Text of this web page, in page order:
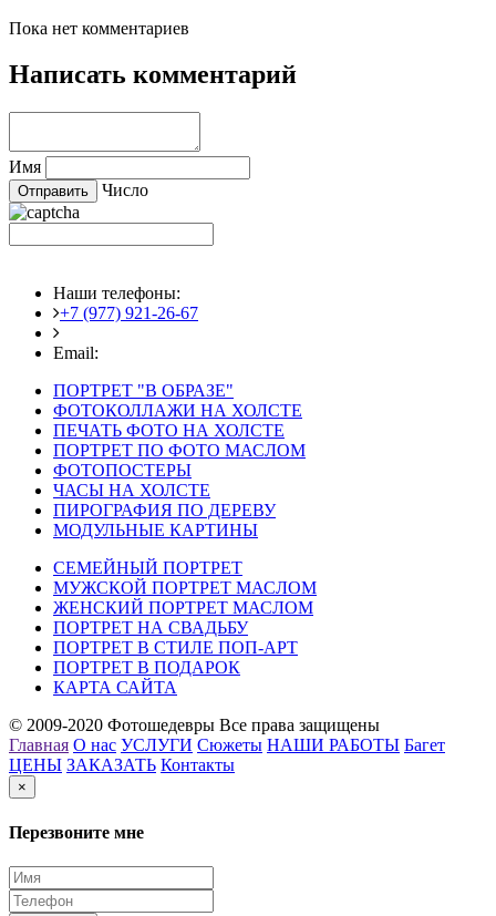
Пока нет комментариев
Написать комментарий
Имя
Число
Наши телефоны:
+7 (977) 921-26-67
Email:
ПОРТРЕТ "В ОБРАЗЕ"
ФОТОКОЛЛАЖИ НА ХОЛСТЕ
ПЕЧАТЬ ФОТО НА ХОЛСТЕ
ПОРТРЕТ ПО ФОТО МАСЛОМ
ФОТОПОСТЕРЫ
ЧАСЫ НА ХОЛСТЕ
ПИРОГРАФИЯ ПО ДЕРЕВУ
МОДУЛЬНЫЕ КАРТИНЫ
СЕМЕЙНЫЙ ПОРТРЕТ
МУЖСКОЙ ПОРТРЕТ МАСЛОМ
ЖЕНСКИЙ ПОРТРЕТ МАСЛОМ
ПОРТРЕТ НА СВАДЬБУ
ПОРТРЕТ В СТИЛЕ ПОП-АРТ
ПОРТРЕТ В ПОДАРОК
КАРТА САЙТА
© 2009-2020 Фотошедевры Все права защищены
Главная О нас УСЛУГИ Сюжеты НАШИ РАБОТЫ Багет
ЦЕНЫ ЗАКАЗАТЬ Контакты
×
Перезвоните мне